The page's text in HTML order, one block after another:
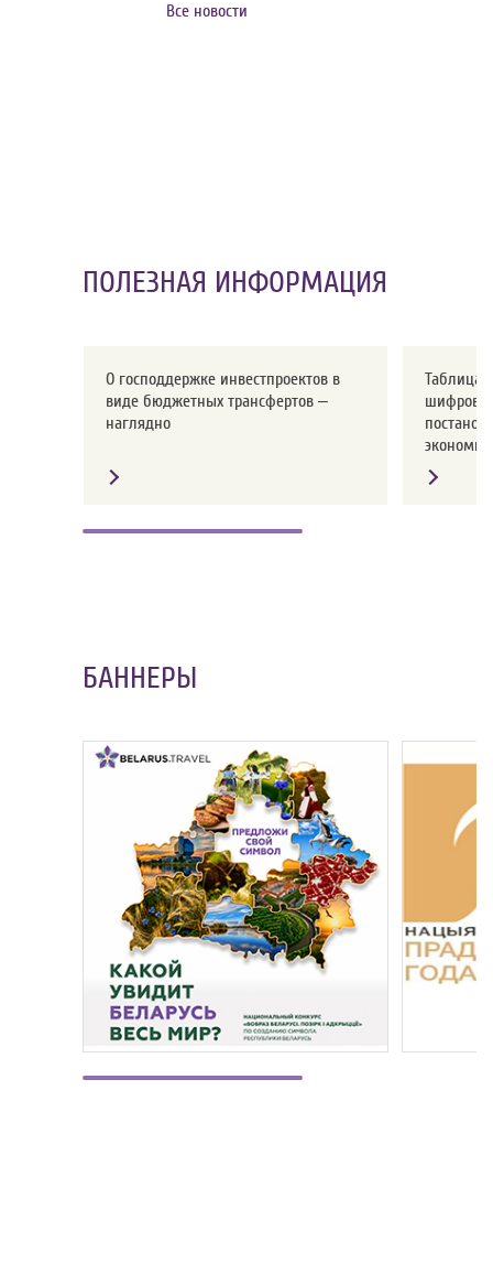
Все новости
ПОЛЕЗНАЯ ИНФОРМАЦИЯ
О господдержке инвестпроектов в
виде бюджетных трансфертов –
наглядно
Таблица
шифров
БАННЕРЫ